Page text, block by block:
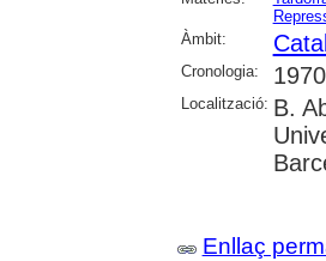
Àmbit:
Cronologia:
Localització: B.
Enllaç